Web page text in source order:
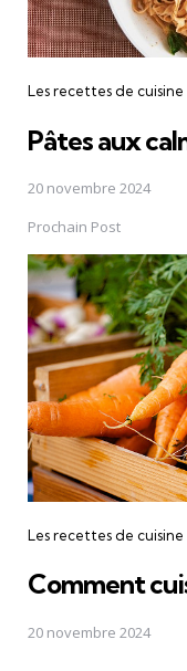
Les recettes de cuisine
Pâtes aux
20 novembre 2024
Prochain Post
Les recettes de cuisine
Comment
20 novembre 2024